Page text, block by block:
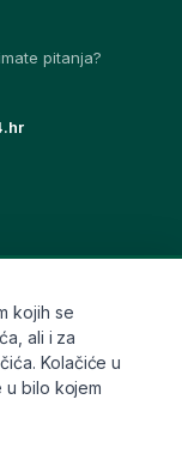
pitanja?
kojih se
ali i za
Kolačiće u
u bilo kojem